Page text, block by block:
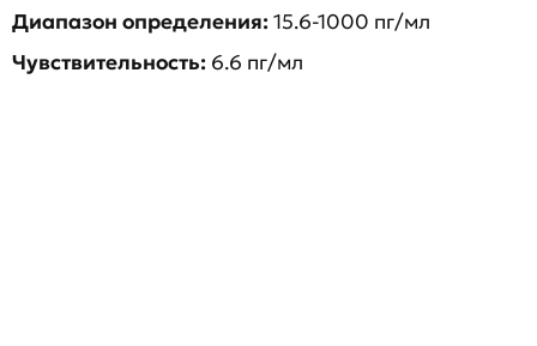
Диапазон определения:15.6-1000 пг/мл
Чувствительность: 6.6 пг/мл